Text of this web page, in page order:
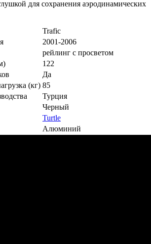
для сохранения аэродинамических
Trafic
2001-2006
рейлинг с просветом
122
Да
(кг) 85
Турция
Черный
Turtle
Алюминий